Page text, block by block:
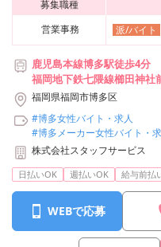
募集職種
営業事務
派/バイト
鹿児島本線博多駅徒歩4分
福岡地下鉄七隈線櫛田神社
福岡県福岡市博多区
#博多女性バイト・求人
#博多メーカー女性バイト・
株式会社スタッフサービス
日払いOK 週払いOK 給与前払
WEBで応募